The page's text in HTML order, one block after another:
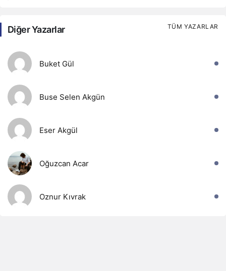
Diğer Yazarlar TÜM YAZARLAR
Buket Gül
Buse Selen Akgün
Eser Akgül
Oğuzcan Acar
Oznur Kıvrak